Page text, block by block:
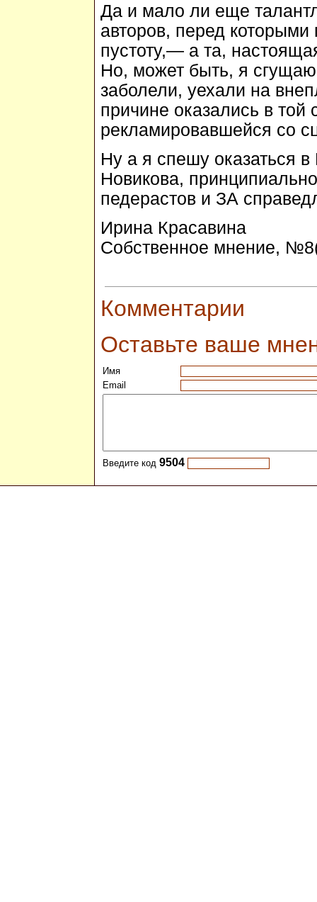
Да и мало ли еще
авторов, перед
пустоту,— а та,
Но, может быть, я сгущаю
заболели, уехали на
причине оказались в
рекламировавшейся со
Ну а я спешу оказаться
Новикова,
педерастов и ЗА
Ирина Красавина
Собственное мнение,
Комментарии
Оставьте ваше
Имя
Email
Введите код 9504